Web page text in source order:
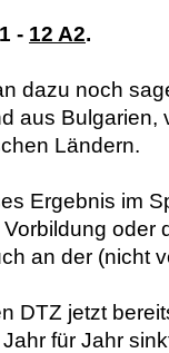
- 12 A2.
dazu noch
aus Bulgarien,
Ländern.
Ergebnis im
oder
an der (nicht
DTZ jetzt
für Jahr